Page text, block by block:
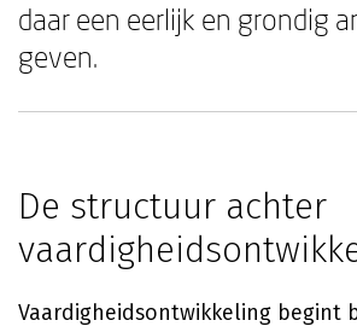
daar een eerlijk en grondig
geven.
De structuur achter
Vaardigheidsontwikkeling begint